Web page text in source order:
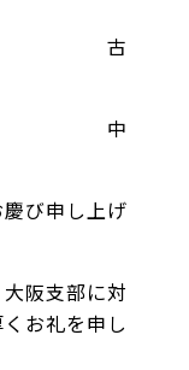
古
中
び申し上げ
阪支部に対
お礼を申し